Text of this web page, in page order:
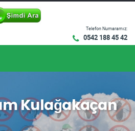
Telefon Numaramız:
0542 188 45 42
Kulağakaçan